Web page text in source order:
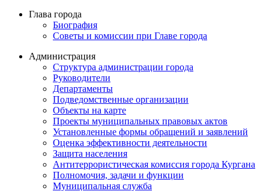
Глава города
Биография
Советы и комиссии при Главе города
Администрация
Структура администрации города
Руководители
Департаменты
Подведомственные организации
Объекты на карте
Проекты муниципальных правовых актов
Установленные формы обращений и заявлений
Оценка эффективности деятельности
Защита населения
Антитеррористическая комиссия города Кургана
Полномочия, задачи и функции
Муниципальная служба